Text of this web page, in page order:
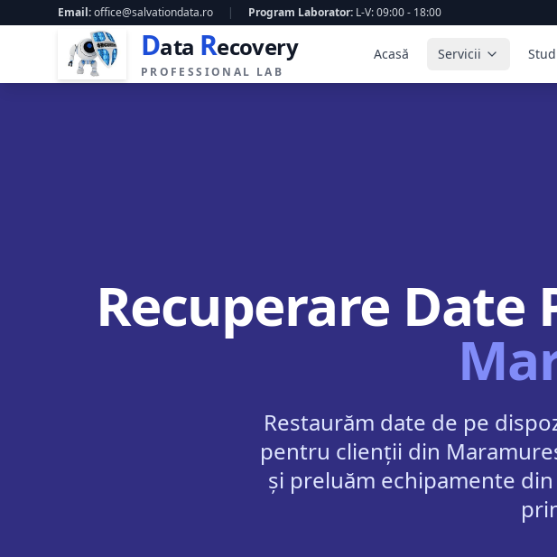
Email:office@salvationdata.ro | Program Laborator: L-V: 09:00 - 18:00
Data Recovery
PROFESSIONAL LAB
Acasă Servicii
Recuperare Date
Restaurăm date de pe
pentru clienții din
și preluăm echipamente